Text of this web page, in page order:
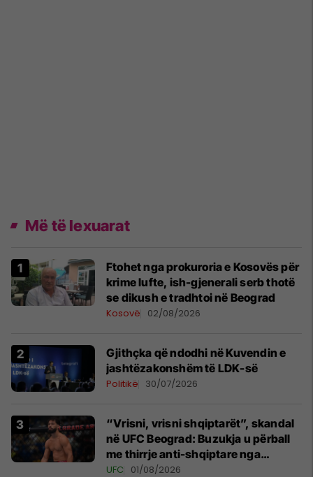
Më të lexuarat
Ftohet nga prokuroria e Kosovës për
krime lufte, ish-gjenerali serb thotë
se dikush e tradhtoi në Beograd
Kosovë 02/08/2026
Gjithçka që ndodhi në Kuvendin e
jashtëzakonshëm të LDK-së
Politikë 30/07/2026
“Vrisni, vrisni shqiptarët”, skandal
në UFC Beograd: Buzukja u përball
me thirrje anti-shqiptare nga
tribunat
UFC 01/08/2026